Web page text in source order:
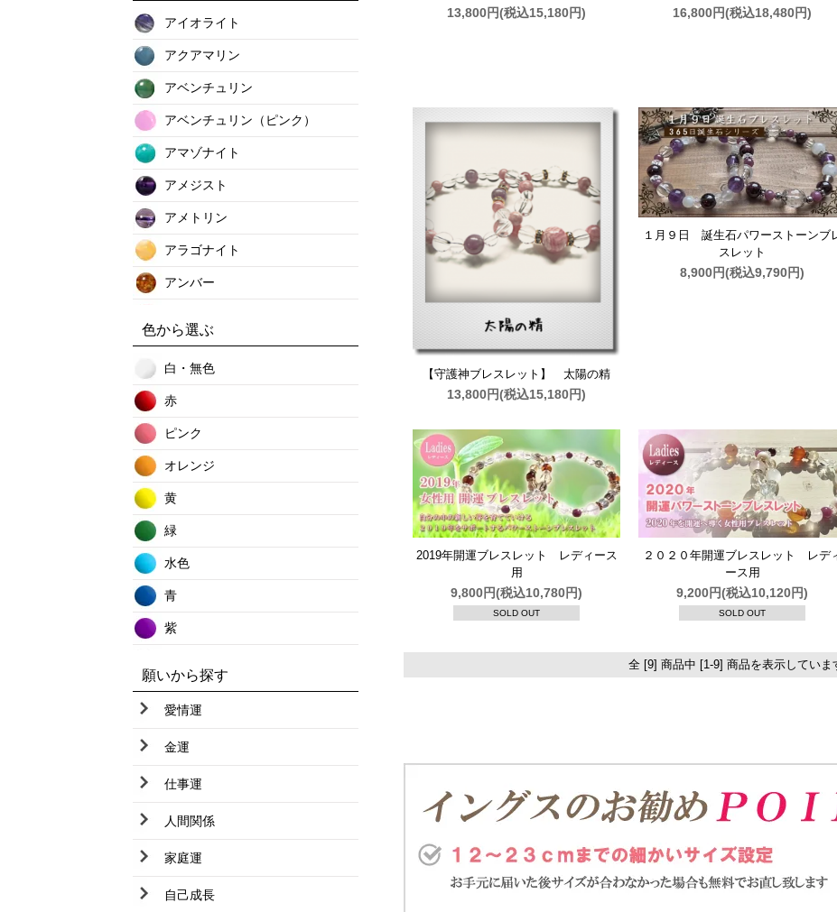
アイオライト
アクアマリン
アベンチュリン
アベンチュリン（ピンク）
アマゾナイト
アメジスト
アメトリン
アラゴナイト
アンバー
イーグルアイ
エメラルド
カルセドニー
カーネリアン
クリスタル
クリソコラ
グリーンガーネット
グリーンルチルクオーツ
色から選ぶ
白・無色
赤
ピンク
オレンジ
黄
緑
水色
青
紫
茶
黒
願いから探す
愛情運
金運
仕事運
人間関係
家庭運
自己成長
13,800円(税込15,180円) 16,800円(税込18,480円)
【守護神ブレスレット】 太陽の精
13,800円(税込15,180円)
１月９日 誕生石パワーストーンブ
スレット
8,900円(税込9,790円)
2019年開運ブレスレット レディース
用
9,800円(税込10,780円)
SOLD OUT
２０２０年開運ブレスレット レデ
ース用
9,200円(税込10,120円)
SOLD OUT
全 [9] 商品中 [1-9] 商品を表示していま